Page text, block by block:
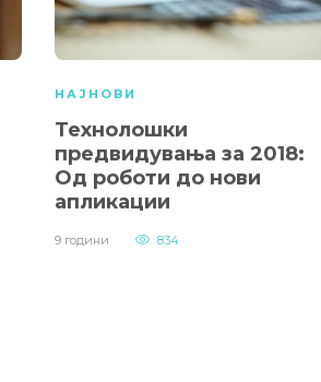
НАЈНОВИ
Технолошки
предвидувања за 2018:
Од роботи до нови
апликации
9 години 834